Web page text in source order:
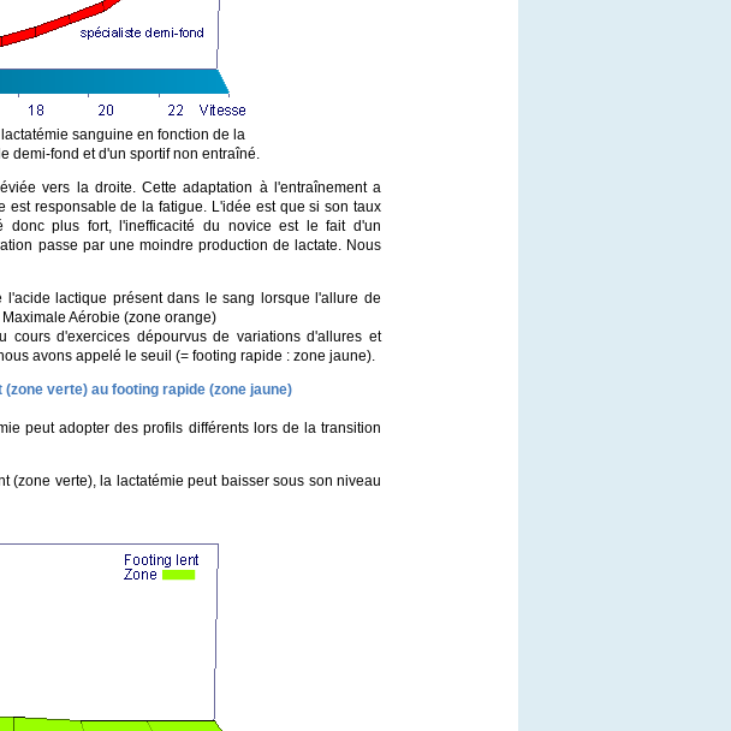
sanguine en fonction de la
demi-fond et d'un sportif non entraîné.
vers la droite. Cette adaptation à l'entraînement a
responsable de la fatigue. L'idée est que si son taux
donc plus fort, l'inefficacité du novice est le fait d'un
passe par une moindre production de lactate. Nous
lactique présent dans le sang lorsque l'allure de
Aérobie (zone orange)
cours d'exercices dépourvus de variations d'allures et
avons appelé le seuil (= footing rapide : zone jaune).
verte) au footing rapide (zone jaune)
peut adopter des profils différents lors de la transition
(zone verte), la lactatémie peut baisser sous son niveau